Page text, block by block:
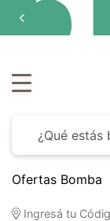
Ofertas Bomba
Ingresá tu